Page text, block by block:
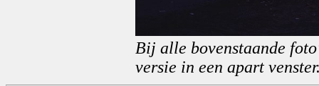
Bij alle bovenstaande
versie in een apart